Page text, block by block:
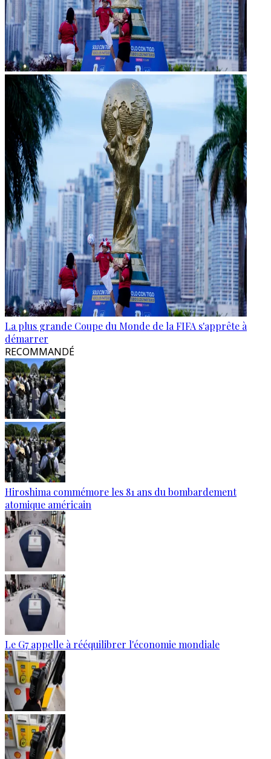
La plus grande Coupe du Monde de la FIFA s'apprête à
démarrer
RECOMMANDÉ
Hiroshima commémore les 81 ans du bombardement
atomique américain
Le G7 appelle à rééquilibrer l'économie mondiale